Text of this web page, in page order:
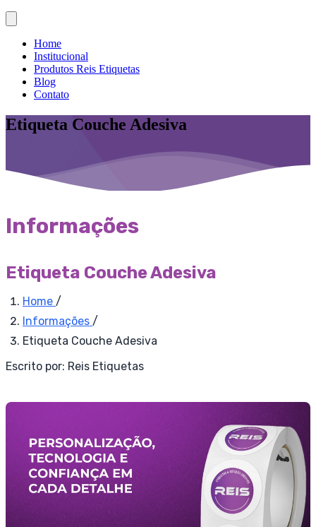
Home
Institucional
Produtos Reis Etiquetas
Blog
Contato
Etiqueta Couche Adesiva
Informações
Etiqueta Couche Adesiva
Home /
Informações /
Etiqueta Couche Adesiva
Escrito por: Reis Etiquetas